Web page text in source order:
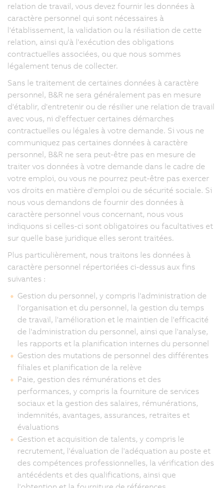
relation de travail, vous devez fournir les données à
caractère personnel qui sont nécessaires à
l'établissement, la validation ou la résiliation de cette
relation, ainsi qu'à l'exécution des obligations
contractuelles associées, ou que nous sommes
légalement tenus de collecter.
Sans le traitement de certaines données à caractère
personnel, B&R ne sera généralement pas en mesure
d'établir, d'entretenir ou de résilier une relation de travail
avec vous, ni d'effectuer certaines démarches
contractuelles ou légales à votre demande. Si vous ne
communiquez pas certaines données à caractère
personnel, B&R ne sera peut-être pas en mesure de
traiter vos données à votre demande dans le cadre de
votre emploi, ou vous ne pourrez peut-être pas exercer
vos droits en matière d'emploi ou de sécurité sociale. Si
nous vous demandons de fournir des données à
caractère personnel vous concernant, nous vous
indiquons si celles-ci sont obligatoires ou facultatives et
sur quelle base juridique elles seront traitées.
Plus particulièrement, nous traitons les données à
caractère personnel répertoriées ci-dessus aux fins
suivantes :
Gestion du personnel, y compris l'administration de
l'organisation et du personnel, la gestion du temps
de travail, l'amélioration et le maintien de l'efficacité
de l'administration du personnel, ainsi que l'analyse,
les rapports et la planification internes du personnel
Gestion des mutations de personnel des différentes
filiales et planification de la relève
Paie, gestion des rémunérations et des
performances, y compris la fourniture de services
sociaux et la gestion des salaires, rémunérations,
indemnités, avantages, assurances, retraites et
évaluations
Gestion et acquisition de talents, y compris le
recrutement, l'évaluation de l'adéquation au poste et
des compétences professionnelles, la vérification des
antécédents et des qualifications, ainsi que